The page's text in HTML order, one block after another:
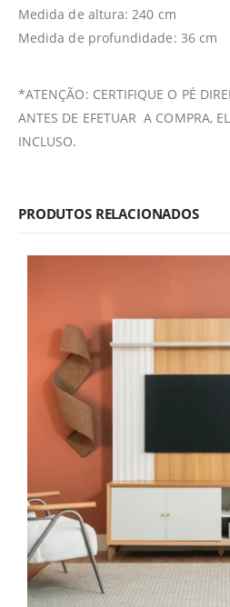
Medida de altura: 240 cm
Medida de profundidade: 36 cm
*ATENÇÃO: CERTIFIQUE O PÉ
ANTES DE EFETUAR A COMPRA,
INCLUSO.
PRODUTOS RELACIONADOS